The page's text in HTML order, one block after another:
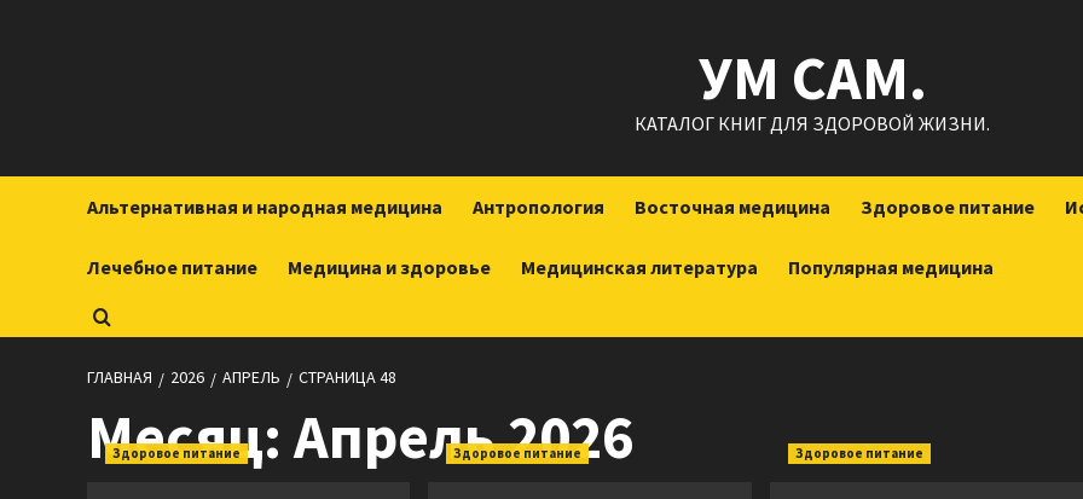
УМ САМ.
КАТАЛОГ КНИГ ДЛЯ ЗДОРОВОЙ ЖИЗНИ.
Альтернативная и народная медицина Антропология Восточная медицина Здоровое питание
Лечебное питание Медицина и здоровье Медицинская литература Популярная медицина
ГЛАВНАЯ 2026 АПРЕЛЬ СТРАНИЦА 48
Месяц:Апрель 2026
Здоровое питание Здоровое питание Здоровое питание